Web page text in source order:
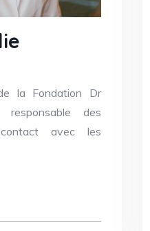
la Fondation Dr
responsable des
avec les